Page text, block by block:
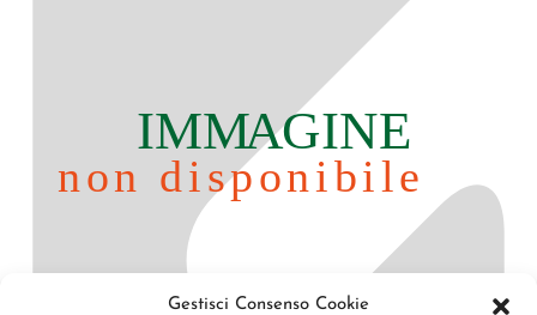
Gestisci Consenso Cookie